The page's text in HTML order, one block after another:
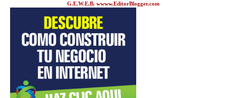
G.E.W.E.B. wwww.EditorBlogger.com